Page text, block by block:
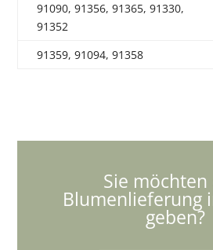
91090, 91356, 91365, 91330,
91352
91359, 91094, 91358
Sie möchten
Blumenlieferung
geben?